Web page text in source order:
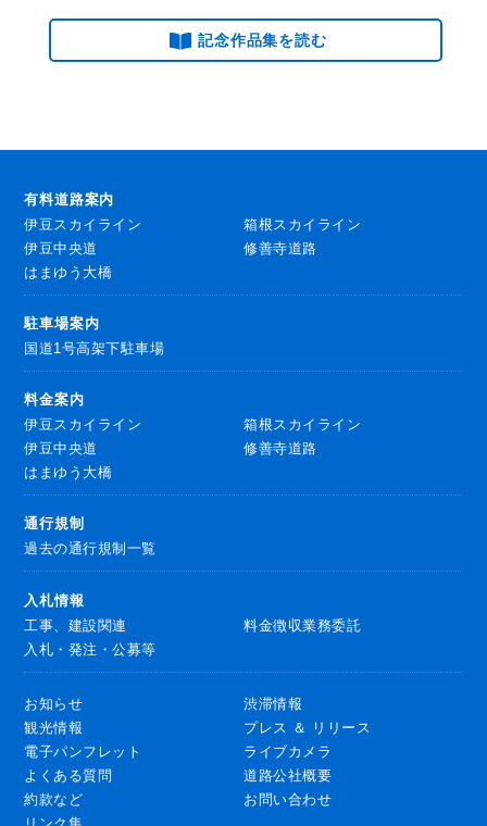
記念作品集を読む
有料道路案内
伊豆スカイライン
箱根スカイライン
伊豆中央道
修善寺道路
はまゆう大橋
駐車場案内
国道1号高架下駐車場
料金案内
伊豆スカイライン
箱根スカイライン
伊豆中央道
修善寺道路
はまゆう大橋
通行規制
過去の通行規制一覧
入札情報
工事、建設関連
料金徴収業務委託
入札・発注・公募等
お知らせ
渋滞情報
観光情報
プレス ＆ リリース
電子パンフレット
ライブカメラ
よくある質問
道路公社概要
約款など
お問い合わせ